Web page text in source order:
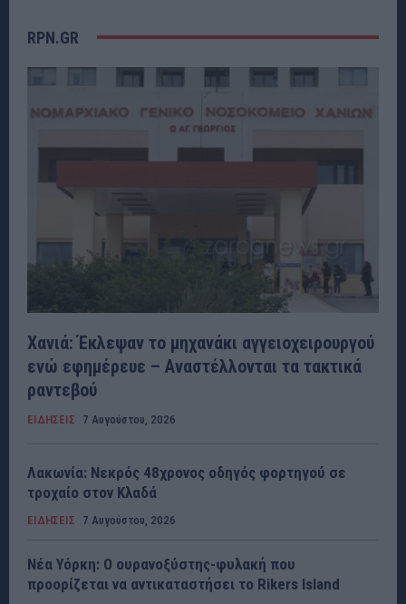
RPN.GR
Χανιά: Έκλεψαν το μηχανάκι αγγειοχειρουργού
ενώ εφημέρευε – Αναστέλλονται τα τακτικά
ραντεβού
ΕΙΔΗΣΕΙΣ 7 Αυγούστου, 2026
Λακωνία: Νεκρός 48χρονος οδηγός φορτηγού σε
τροχαίο στον Κλαδά
ΕΙΔΗΣΕΙΣ 7 Αυγούστου, 2026
Νέα Υόρκη: Ο ουρανοξύστης-φυλακή που
προορίζεται να αντικαταστήσει το Rikers Island